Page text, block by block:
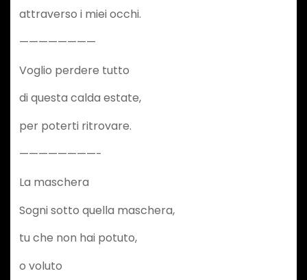
attraverso i miei occhi.
————————
Voglio perdere tutto
di questa calda estate,
per poterti ritrovare.
————————-
La maschera
Sogni sotto quella maschera,
tu che non hai potuto,
o voluto